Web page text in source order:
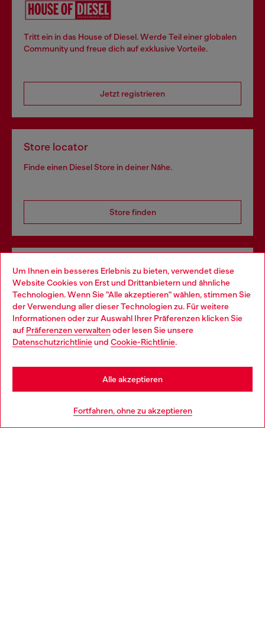
Um Ihnen ein besseres Erlebnis zu bieten, verwendet diese
Website Cookies von Erst und Drittanbietern und ähnliche
Technologien. Wenn Sie "Alle akzeptieren" wählen, stimmen Sie
der Verwendung aller dieser Technologien zu. Für weitere
Informationen oder zur Auswahl Ihrer Präferenzen klicken Sie
auf Präferenzen verwaltenoder lesen Sie unsere
Datenschutzrichtlinieund Cookie-Richtlinie.
Fortfahren, ohne zu akzeptieren
Alle akzeptieren
Tritt ein in das House of Diesel. Werde Teil einer globalen
Community und freue dich auf exklusive Vorteile.
Jetzt registrieren
Store locator
Finde einen Diesel Store in deiner Nähe.
Store finden
Omnichannel-Services
Entdecke unser gesamtes Service-Angebot, online und
im Store.
Mehr erfahren
Choose your location
You are currently browsing Deutschland website, but it seems
you may be based in United States